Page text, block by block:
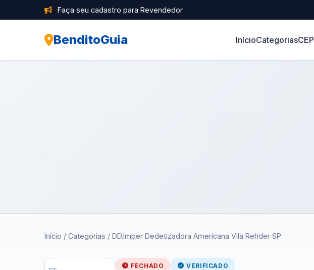
Faça seu cadastro para Revendedor
BenditoGuia InícioCategoriasCEP
Início / Categorias / DD.Imper Dedetizadora Americana Vila Rehder SP
FECHADO VERIFICADO